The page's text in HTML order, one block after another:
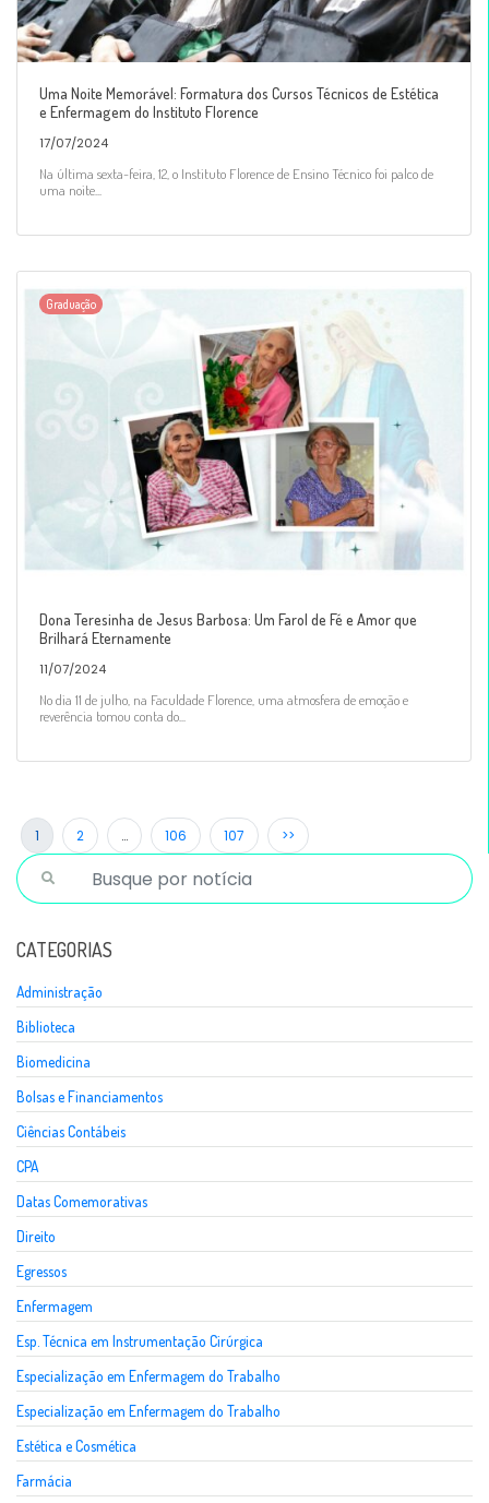
Uma Noite Memorável: Formatura dos Cursos Técnicos de Estética
e Enfermagem do Instituto Florence
17/07/2024
Na última sexta-feira, 12, o Instituto Florence de Ensino Técnico foi palco de
uma noite...
Graduação
Dona Teresinha de Jesus Barbosa: Um Farol de Fé e Amor que
Brilhará Eternamente
11/07/2024
No dia 11 de julho, na Faculdade Florence, uma atmosfera de emoção e
reverência tomou conta do...
1 2 … 106 107 >>
CATEGORIAS
Administração
Biblioteca
Biomedicina
Bolsas e Financiamentos
Ciências Contábeis
CPA
Datas Comemorativas
Direito
Egressos
Enfermagem
Esp. Técnica em Instrumentação Cirúrgica
Especialização em Enfermagem do Trabalho
Especialização em Enfermagem do Trabalho
Estética e Cosmética
Farmácia